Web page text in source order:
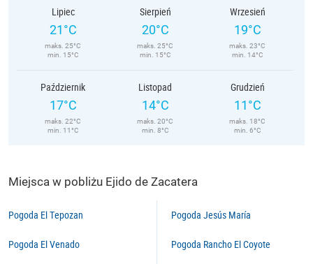
Lipiec
21°C
maks. 25°C
min. 15°C
Sierpień
20°C
maks. 25°C
min. 15°C
Wrzesień
19°C
maks. 23°C
min. 14°C
Październik
17°C
maks. 22°C
min. 11°C
Listopad
14°C
maks. 20°C
min. 8°C
Grudzień
11°C
maks. 18°C
min. 6°C
Miejsca w pobliżu Ejido de Zacatera
Pogoda El Tepozan
Pogoda El Venado
Pogoda Jesús María
Pogoda Rancho El Coyote